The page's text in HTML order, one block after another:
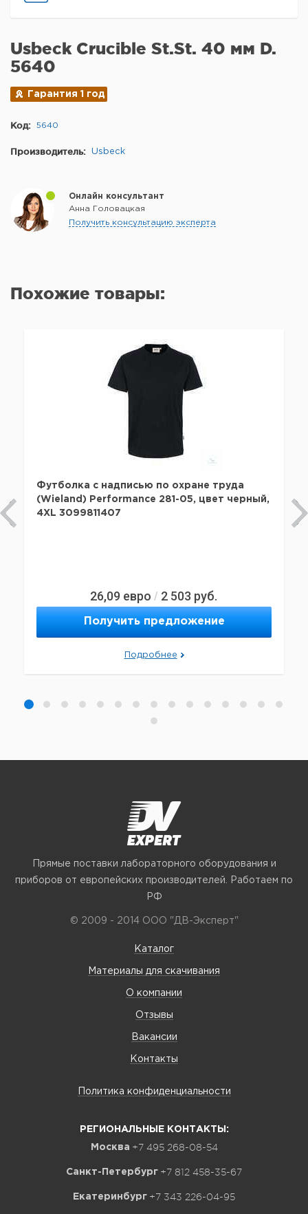
Usbeck Crucible St.St. 40 мм D.
5640
Гарантия 1 год
Код: 5640
Производитель: Usbeck
Онлайн консультант
Анна Головацкая
Получить консультацию эксперта
Похожие товары:
Футболка с надписью по охране труда
(Wieland) Performance 281-05, цвет черный,
4XL 3099811407
26,09 евро / 2 503 руб.
Получить предложение
Подробнее
Прямые поставки лабораторного оборудования и
приборов от европейских производителей. Работаем по
РФ
© 2009 - 2014 ООО "ДВ-Эксперт"
Каталог
Материалы для скачивания
О компании
Отзывы
Вакансии
Контакты
Политика конфиденциальности
РЕГИОНАЛЬНЫЕ КОНТАКТЫ:
Москва +7 495 268-08-54
Санкт-Петербург +7 812 458-35-67
Екатеринбург +7 343 226-04-95